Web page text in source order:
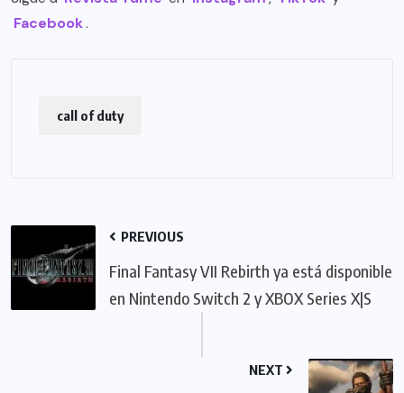
Facebook.
call of duty
PREVIOUS
Final Fantasy VII Rebirth ya está disponible
en Nintendo Switch 2 y XBOX Series X|S
NEXT